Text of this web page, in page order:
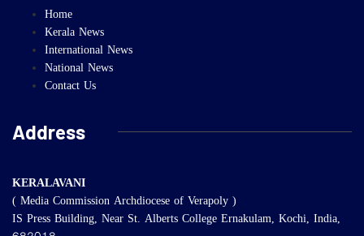
Home
Kerala News
International News
National News
Contact Us
Address
KERALAVANI
( Media Commission Archdiocese of Verapoly )
IS Press Building, Near St. Alberts College Ernakulam, Kochi, India,